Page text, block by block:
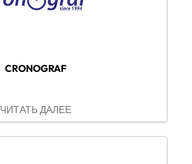
CRONOGRAF
ЧИТАТЬ ДАЛЕЕ